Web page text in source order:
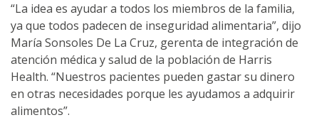
“La idea es ayudar a todos los miembros de la familia,
ya que todos padecen de inseguridad alimentaria”, dijo
María Sonsoles De La Cruz, gerenta de integración de
atención médica y salud de la población de Harris
Health. “Nuestros pacientes pueden gastar su dinero
en otras necesidades porque les ayudamos a adquirir
alimentos”.